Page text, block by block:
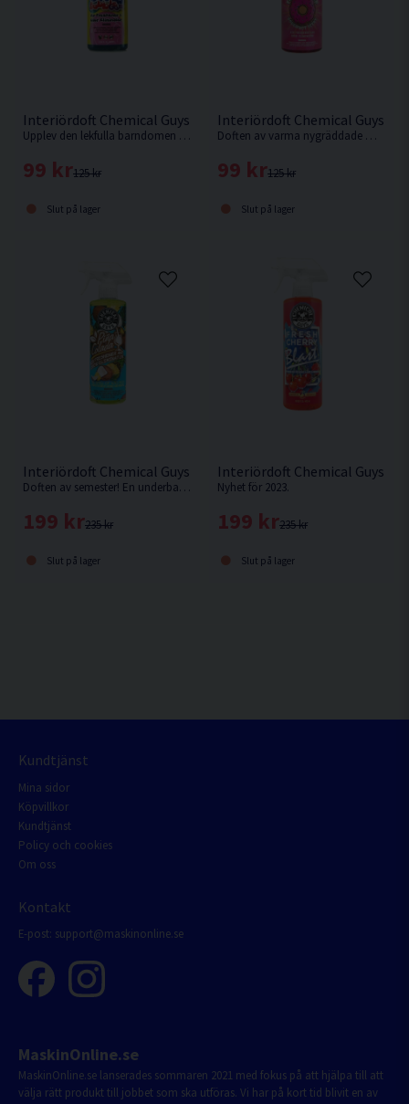
Interiördoft Chemical Guys Chuy Bubblegum 118ml
Upplev den lekfulla barndomen med denna underbart doftande luftuppfriskare och odörborttagare med doft av ljuvligt bubbelgum!
125 kr
99 kr
Slut på lager
Interiördoft Chemical Guys
Doften av varma nygräddade munkar vill man ha typ överallt. Ett tips är att äta så du är riktigt mätt innan du använder fresh glazed doughnut!
125 kr
99 kr
Slut på lager
Interiördoft Chemical Guys Pina Colada 473ml
Doften av semester! En underbar blandning av kokos och ananas lämnar ingen oberörd. Spraya och dröm dig bort till något varmt ställe där du förtjänar
235 kr
199 kr
Slut på lager
Interiördoft Chemical Guys
Nyhet för 2023.
235 kr
199 kr
Slut på lager
Kundtjänst
Mina sidor
Köpvillkor
Kundtjänst
Policy och cookies
Om oss
Kontakt
E-post: support@maskinonline.se
MaskinOnline.se
MaskinOnline.se lanserades sommaren 2021 med fokus på att hjälpa till att
välja rätt produkt till jobbet som ska utföras. Vi har på kort tid blivit en av